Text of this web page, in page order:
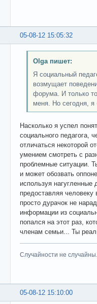
05-08-12 15:05:32
Olga пишет:
Я социальный
возмущает
форума. И только
меня. Но сегодня,
Насколько я успел
социального педагога,
отличаться некоторой
умением смотреть с
проблемные ситуации.
и может обозвать
используя
предоставляя
просто дурачок не
информации из
попался на этот раз,
членам семьи... Ты
Случайности не случайны.
05-08-12 15:10:00